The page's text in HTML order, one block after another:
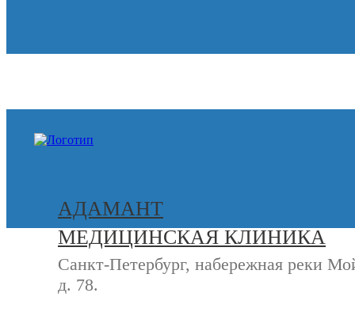
АДАМАНТ
МЕДИЦИНСКАЯ КЛИНИКА
Санкт-Петербург, набережная реки
д. 78.